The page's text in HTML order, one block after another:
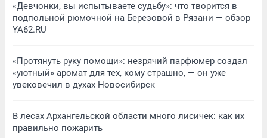
«Девчонки, вы испытываете судьбу»: что творится в
подпольной рюмочной на Березовой в Рязани — обзор
YA62.RU
«Протянуть руку помощи»: незрячий парфюмер создал
«уютный» аромат для тех, кому страшно, — он уже
увековечил в духах Новосибирск
В лесах Архангельской области много лисичек: как их
правильно пожарить